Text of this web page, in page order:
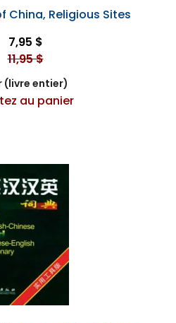
China, Religious Sites
7,95 $
11,95 $
(livre entier)
au panier